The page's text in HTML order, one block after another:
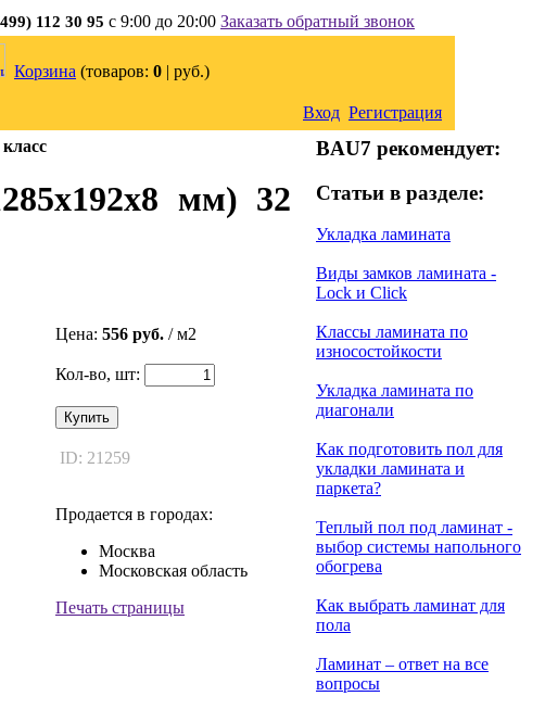
112 30 95 с 9:00 до 20:00 Заказать обратный звонок
Корзина (товаров: 0 | руб.)
Вход Регистрация
мм) 32
Цена: 556 руб. / м2
Кол-во, шт:
Купить
ID: 21259
Продается в городах:
Москва
Московская область
Печать страницы
BAU7 рекомендует:
Статьи в разделе:
Укладка ламината
Виды замков ламината -
Lock и Click
Классы ламината по
износостойкости
Укладка ламината по
диагонали
Как подготовить пол для
укладки ламината и
паркета?
Теплый пол под ламинат -
выбор системы напольного
обогрева
Как выбрать ламинат для
пола
Ламинат – ответ на все
вопросы